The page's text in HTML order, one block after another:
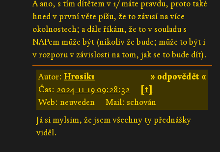
A ano, s tím dítětem v 1/ máte pravdu, proto také
hned v první věte píšu, že to závisí na více
okolnostech; a dále říkám, že to v souladu s
NAPem může být (nikoliv že bude; může to být i
v rozporu v závislosti na tom, jak se to bude dít).
» odpovědět «
Autor: Hrosik1
Čas: 2024-11-19 09:28:32
[↑]
Web: neuveden
Mail: schován
Já si mylsim, že jsem všechny ty přednášky
viděl.